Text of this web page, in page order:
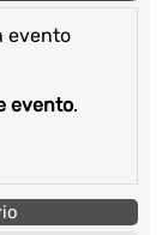
evento
evento.